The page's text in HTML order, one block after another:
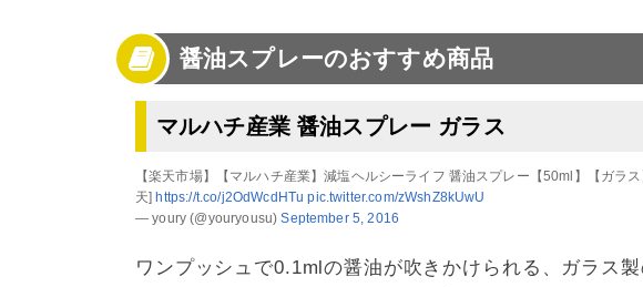
醤油スプレーのおすすめ商品
マルハチ産業 醤油スプレー ガラス
【楽天市場】【マルハチ産業】減塩ヘルシーライフ 醤油スプレー【50ml】【ガラ
天] https://t.co/j2OdWcdHTu pic.twitter.com/zWshZ8kUwU
— youry (@youryousu)September 5, 2016
ワンプッシュで0.1mlの醤油が吹きかけられる、ガラス